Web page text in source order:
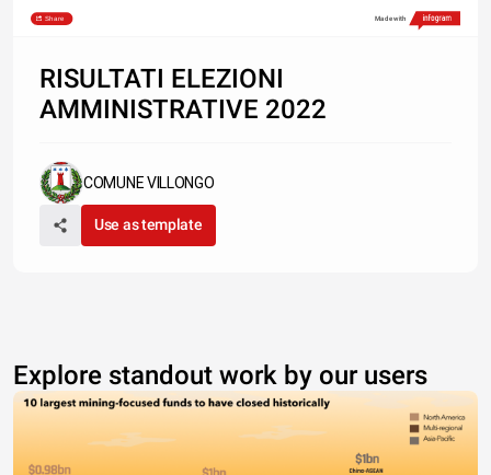
Share Made with
RISULTATI ELEZIONI
AMMINISTRATIVE 2022
COMUNE VILLONGO
Use as template
Explore standout work by our users